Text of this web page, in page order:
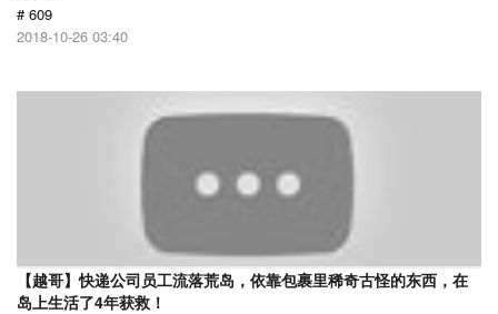
# 609
2018-10-26 03:40
【越哥】快递公司员工流落荒岛，依靠包裹里稀奇古怪的东西，在
岛上生活了4年获救！